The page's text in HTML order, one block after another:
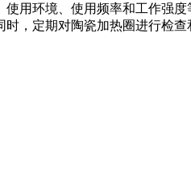
用环境、使用频率和工作强
，定期对陶瓷加热圈进行检